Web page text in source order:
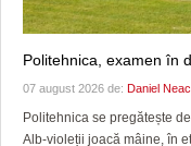
Politehnica, examen în
07 august 2026 de: Daniel
Politehnica se pregătește
Alb-violeții joacă mâine, în